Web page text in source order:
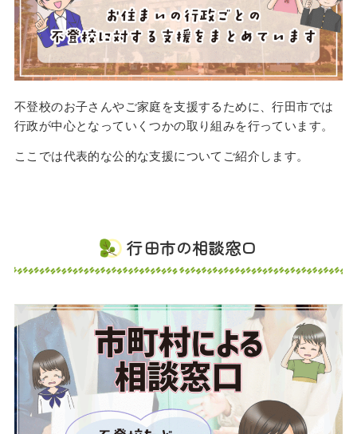
不登校のお子さんやご家庭を支援するために、行田市では
行政が中心となっていくつかの取り組みを行っています。
ここでは代表的な公的な支援についてご紹介します。
行田市の相談窓口